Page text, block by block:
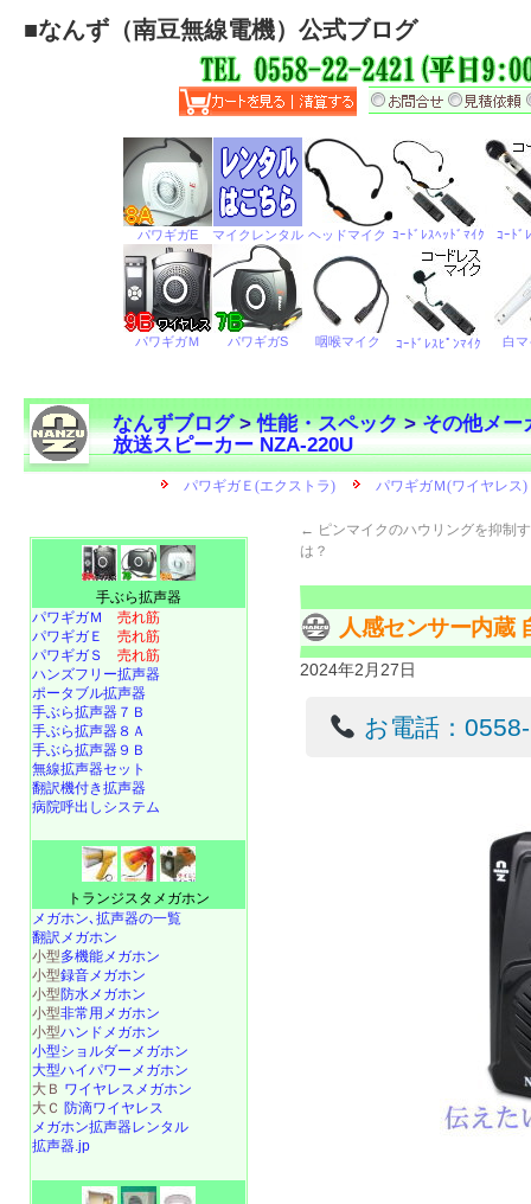
■なんず（南豆無線電機）公式ブログ
なんずブログ>性能・スペック>その他メー
放送スピーカー NZA-220U
← ピンマイクのハウリングを抑制
は？
人感センサー内蔵
2024年2月27日
お電話：
手ぶら拡声器
パワギガＭ 売れ筋
パワギガＥ 売れ筋
パワギガＳ 売れ筋
ハンズフリー拡声器
ポータブル拡声器
手ぶら拡声器７Ｂ
手ぶら拡声器８Ａ
手ぶら拡声器９Ｂ
無線拡声器セット
翻訳機付き拡声器
病院呼出しシステム
トランジスタメガホン
メガホン､拡声器の一覧
翻訳メガホン
小型多機能メガホン
小型録音メガホン
小型防水メガホン
小型非常用メガホン
小型ハンドメガホン
小型ショルダーメガホン
大型ハイパワーメガホン
大Ｂ ワイヤレスメガホン
大Ｃ 防滴ワイヤレス
メガホン拡声器レンタル
拡声器.jp